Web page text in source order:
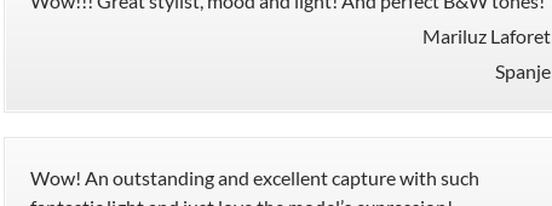
Mariluz Laforet
Spanje
Wow! An outstanding and excellent capture with such